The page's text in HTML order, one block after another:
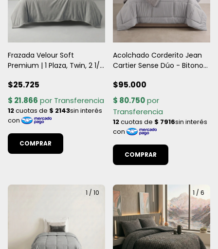
Frazada Velour Soft
Premium | 1 Plaza, Twin, 2 1/2
$25.725
COMPRAR
Acolchado Corderito Jean
Cartier Sense Dúo - Bitono
$95.000
COMPRAR
1 / 10 1 / 6